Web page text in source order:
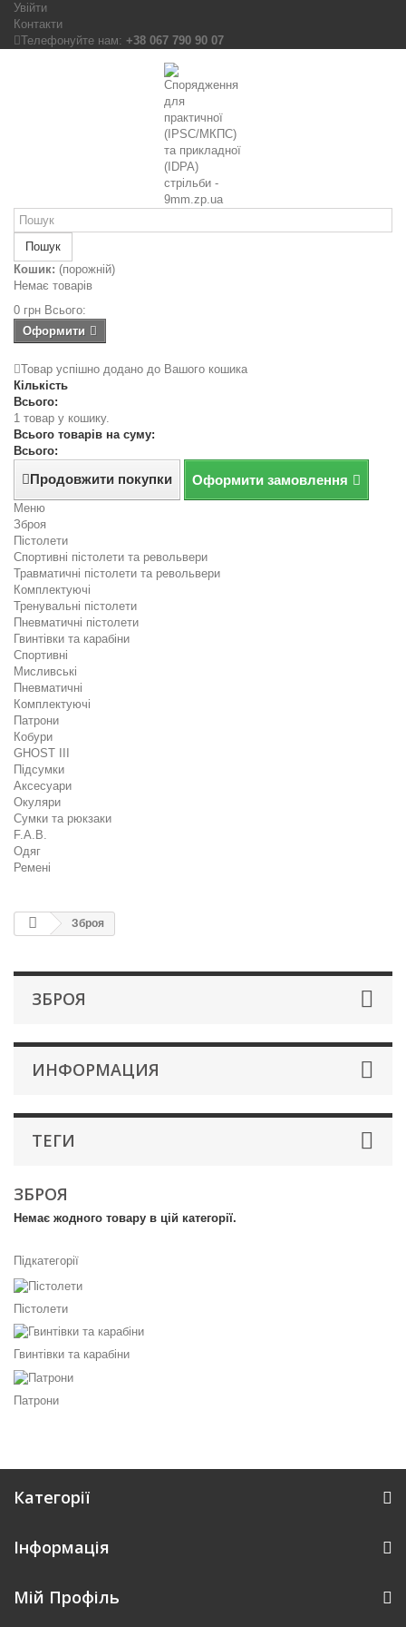
Увійти
Контакти
Телефонуйте нам: +38 067 790 90 07
Пошук
Кошик: (порожній)
Немає товарів
0 грн Всього:
Оформити
Товар успішно додано до Вашого кошика
Кількість
Всього:
1 товар у кошику.
Всього товарів на суму:
Всього:
Продовжити покупки Оформити замовлення
Меню
Зброя
Пістолети
Спортивні пістолети та револьвери
Травматичні пістолети та револьвери
Комплектуючі
Тренувальні пістолети
Пневматичні пістолети
Гвинтівки та карабіни
Спортивні
Мисливські
Пневматичні
Комплектуючі
Патрони
Кобури
GHOST III
Підсумки
Аксесуари
Окуляри
Сумки та рюкзаки
F.A.B.
Одяг
Ремені
Зброя
ЗБРОЯ
ИНФОРМАЦИЯ
ТЕГИ
ЗБРОЯ
Немає жодного товару в цій категорії.
Підкатегорії
Пістолети
Гвинтівки та карабіни
Патрони
Категорії
Інформація
Мій Профіль